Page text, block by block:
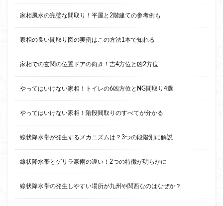
家相風水の完璧な間取り！平屋と2階建ての参考例も
家相の良い間取り図の実例はこの方法1本で知れる
家相での玄関の位置ドアの向き！吉4方位と凶2方位
やってはいけない家相！トイレの6凶方位とNG間取り4選
やってはいけない家相！階段間取りのすべてが分かる
線状降水帯が発生するメカニズムは？3つの段階別に解説
線状降水帯とゲリラ豪雨の違い！2つの特徴が明らかに
線状降水帯の発生しやすい場所が九州や関西なのはなぜか？